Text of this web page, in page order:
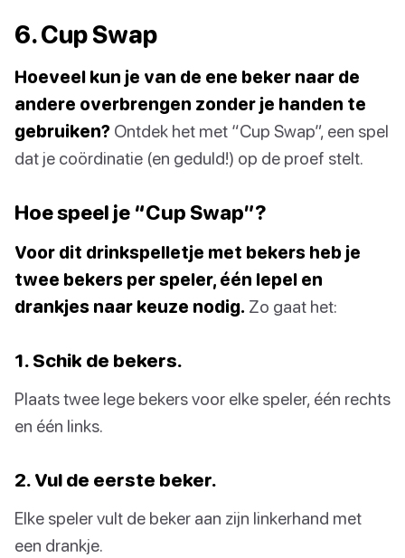
6. Cup Swap
Hoeveel kun je van de ene beker naar de
andere overbrengen zonder je handen te
gebruiken? Ontdek het met “Cup Swap”, een spel
dat je coördinatie (en geduld!) op de proef stelt.
Hoe speel je “Cup Swap”?
Voor dit drinkspelletje met bekers heb je
twee bekers per speler, één lepel en
drankjes naar keuze nodig. Zo gaat het:
1. Schik de bekers.
Plaats twee lege bekers voor elke speler, één rechts
en één links.
2. Vul de eerste beker.
Elke speler vult de beker aan zijn linkerhand met
een drankje.